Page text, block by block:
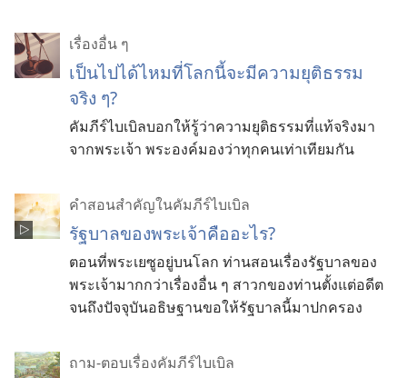
เรื่องอื่น ๆ
เป็นไปได้ไหมที่โลกนี้จะมีความยุติธรรม
จริง ๆ?
คัมภีร์ไบเบิลบอกให้รู้ว่าความยุติธรรมที่แท้จริงมา
จากพระเจ้า พระองค์มองว่าทุกคนเท่าเทียมกัน
คำสอนสำคัญในคัมภีร์ไบเบิล
รัฐบาล​ของ​พระเจ้า​คือ​อะไร?
ตอน​ที่​พระ​เยซู​อยู่​บน​โลก ท่าน​สอน​เรื่อง​รัฐบาล​ของ​
พระเจ้า​มาก​กว่า​เรื่อง​อื่น ๆ สาวก​ของ​ท่าน​ตั้ง​แต่​อดีต​
จน​ถึง​ปัจจุบัน​อธิษฐาน​ขอ​ให้​รัฐบาล​นี้​มา​ปกครอง
ถาม-ตอบเรื่องคัมภีร์ไบเบิล